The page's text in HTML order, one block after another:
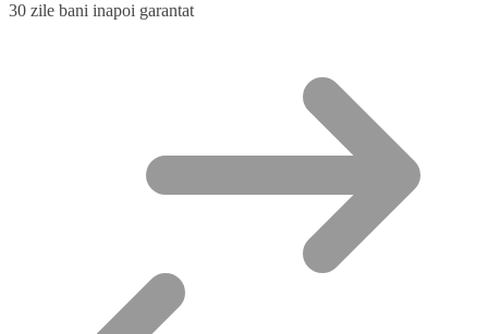
30 zile bani inapoi garantat